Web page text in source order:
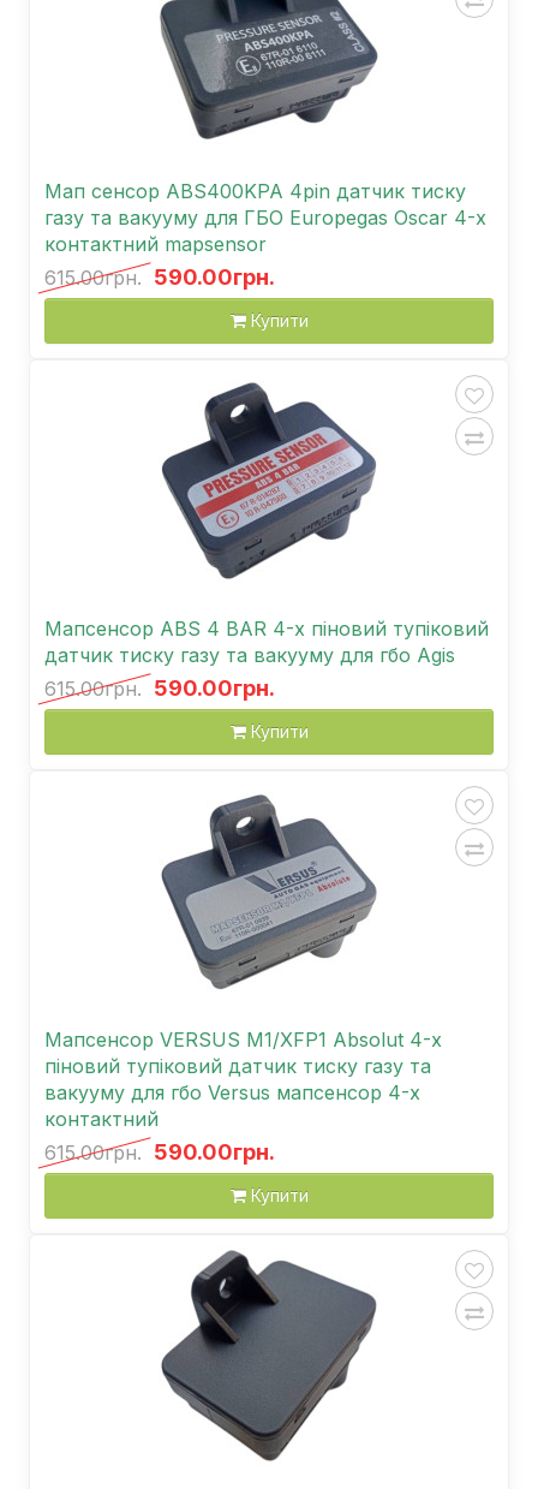
Мап сенсор ABS400KPA 4pin датчик тиску
газу та вакууму для ГБО Europegas Oscar 4-х
контактний mapsensor
615.00грн. 590.00грн.
Купити
Мапсенсор ABS 4 BAR 4-х піновий тупіковий
датчик тиску газу та вакууму для гбо Agis
615.00грн. 590.00грн.
Купити
Мапсенсор VERSUS M1/XFP1 Absolut 4-х
піновий тупіковий датчик тиску газу та
вакууму для гбо Versus мапсенсор 4-х
контактний
615.00грн. 590.00грн.
Купити